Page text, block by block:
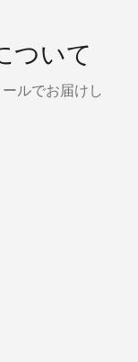
ついて
ルでお届けし